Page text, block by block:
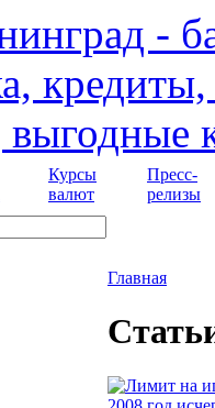
Курсы
валют
Пресс-
релизы
Главная